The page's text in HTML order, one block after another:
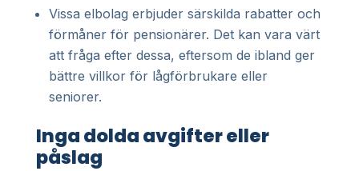
Vissa elbolag erbjuder särskilda rabatter och
förmåner för pensionärer. Det kan vara värt
att fråga efter dessa, eftersom de ibland ger
bättre villkor för lågförbrukare eller
seniorer.
Inga dolda avgifter eller
påslag